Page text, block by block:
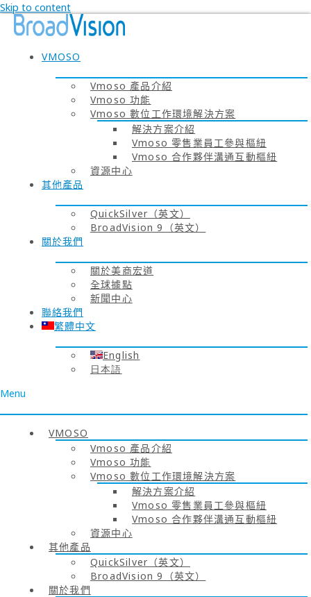
Skip to content
VMOSO
Vmoso 產品介紹
Vmoso 功能
Vmoso 數位工作環境解決方案
解決方案介紹
Vmoso 零售業員工參與樞紐
Vmoso 合作夥伴溝通互動樞紐
資源中心
其他產品
QuickSilver（英文）
BroadVision 9（英文）
關於我們
關於美商宏道
全球據點
新聞中心
聯絡我們
繁體中文
English
日本語
Menu
VMOSO
Vmoso 產品介紹
Vmoso 功能
Vmoso 數位工作環境解決方案
解決方案介紹
Vmoso 零售業員工參與樞紐
Vmoso 合作夥伴溝通互動樞紐
資源中心
其他產品
QuickSilver（英文）
BroadVision 9（英文）
關於我們